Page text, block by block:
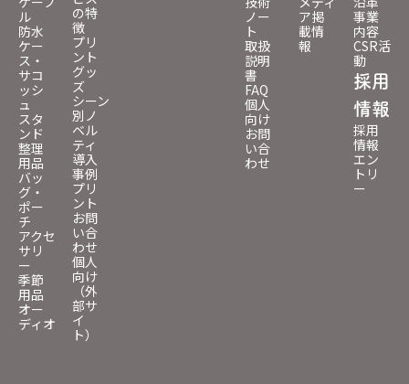
ル
防水
ケー
ス・
サコ
ッシ
ュ
スタ
ンド
整理
用品
バッ
グ・
ポー
チ
アクセ
サリ
ー
季節
用品
オー
ディオ
の特
徴
プリ
ント
グッ
ズ
シーン
別ノ
ベル
ティ
導入
事例
プリ
ント
お問
い合
わせ
個人
向け
（外
部サ
イ
ト）
ノー
ト
取扱
説明
書
FAQ
個人
向け
お問
い合
わせ
ア掲
載情
報
事業
内容
CSR活
動
採用
情報
採用
情報
エン
トリ
ー